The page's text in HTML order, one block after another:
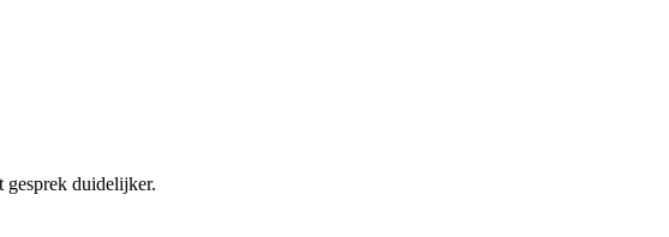
gesprek duidelijker.